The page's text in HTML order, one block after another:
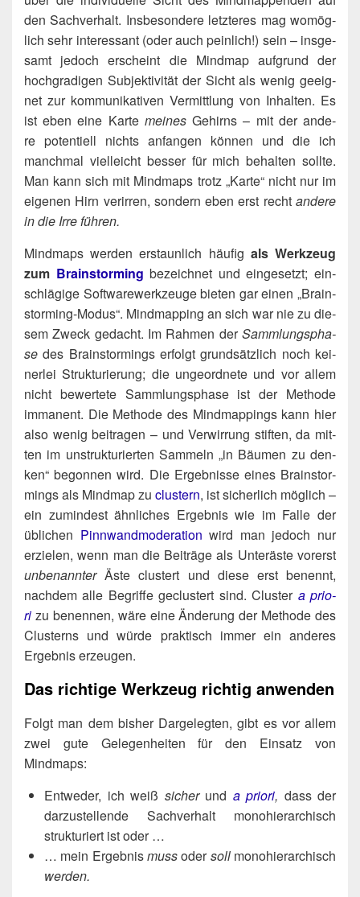
den Sach­ver­halt. Ins­be­son­de­re letz­te­res mag womög­
lich sehr inter­es­sant (oder auch pein­lich!) sein – ins­ge­
samt jedoch erscheint die Mind­map auf­grund der
hoch­gra­di­gen Sub­jek­ti­vi­tät der Sicht als wenig geeig­
net zur kom­mu­ni­ka­ti­ven Ver­mitt­lung von Inhal­ten. Es
ist eben eine Kar­te mei­nesGehirns – mit der ande­
re poten­ti­ell nichts anfan­gen kön­nen und die ich
manch­mal viel­leicht bes­ser für mich behal­ten soll­te.
Man kann sich mit Mind­maps trotz „Kar­te“ nicht nur im
eige­nen Hirn ver­ir­ren, son­dern eben erst recht ande­re
in die Irre führen.
Mind­maps wer­den erstaun­lich häu­fig als Werk­zeug
zum Brain­stor­ming bezeich­net und ein­ge­setzt; ein­
schlä­gi­ge Soft­ware­werk­zeu­ge bie­ten gar einen „Brain­
stor­ming-Modus“. Mind­map­ping an sich war nie zu die­
sem Zweck gedacht. Im Rah­men derSamm­lungs­pha­
se des Brain­stor­mings erfolgt grund­sätz­lich noch kei­
ner­lei Struk­tu­rie­rung; die unge­ord­ne­te und vor allem
nicht bewer­te­te Samm­lungs­pha­se ist der Metho­de
imma­nent. Die Metho­de des Mind­map­pings kann hier
also wenig bei­tra­gen – und Ver­wir­rung stif­ten, da mit­
ten im unstruk­tu­rier­ten Sam­meln „in Bäu­men zu den­
ken“ begon­nen wird. Die Ergeb­nis­se eines Brain­stor­
mings als Mind­map zu clus­tern, ist sicher­lich mög­lich –
ein zumin­dest ähn­li­ches Ergeb­nis wie im Fal­le der
übli­chen Pinn­wand­mo­de­ra­ti­on wird man jedoch nur
erzie­len, wenn man die Bei­trä­ge als Unter­äs­te vor­erst
unbe­nann­terÄste clus­tert und die­se erst benennt,
nach­dem alle Begrif­fe geclus­tert sind. Clus­ter a prio­
ri zu benen­nen, wäre eine Ände­rung der Metho­de des
Clus­terns und wür­de prak­tisch immer ein ande­res
Ergeb­nis erzeugen.
Das richtige Werkzeug richtig anwenden
Folgt man dem bis­her Dar­ge­leg­ten, gibt es vor allem
zwei gute Gele­gen­hei­ten für den Ein­satz von
Mindmaps:
Ent­we­der, ich weiß sicherund a prio­ri, dass der
dar­zu­stel­len­de Sach­ver­halt mono­hier­ar­chisch
struk­tu­riert ist oder …
… mein Ergeb­nismussodersollmono­hier­ar­chisch
wer­den.